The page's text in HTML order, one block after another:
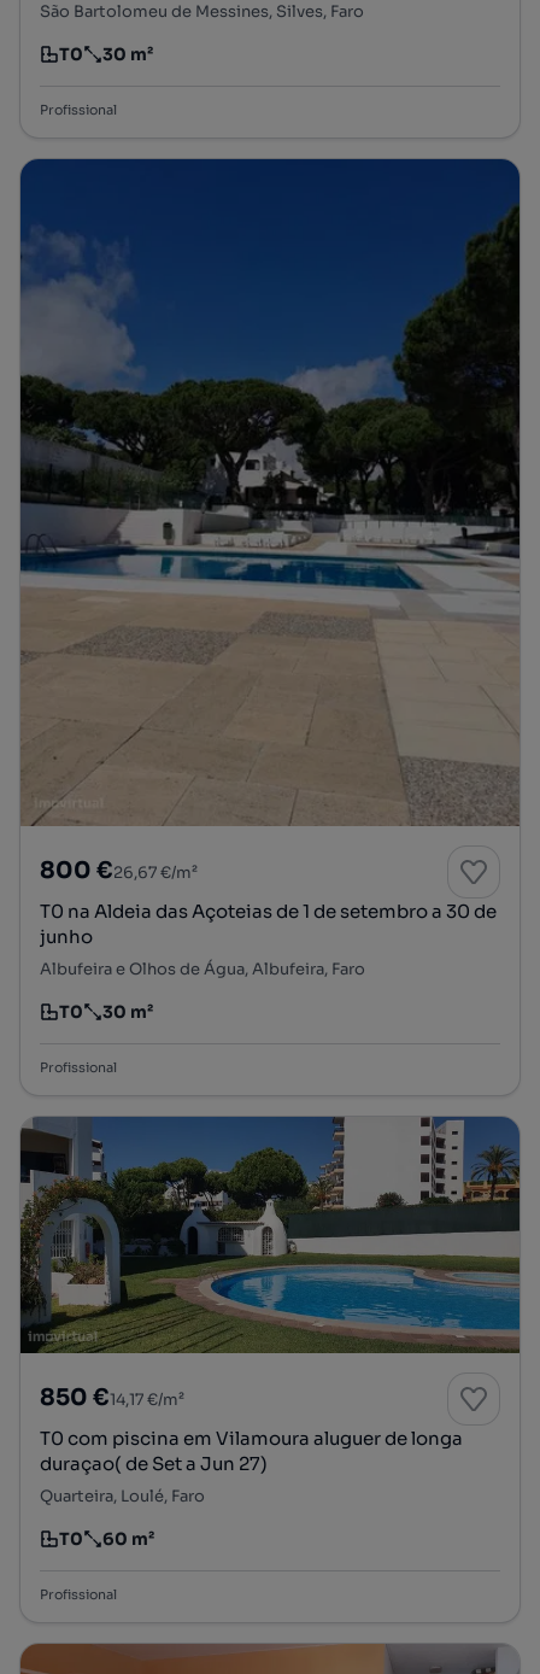
São Bartolomeu de Messines, Silves, Faro
Tipologia
T0
Preço por metro quadrado
30 m²
Profissional
800 €26,67 €/m²
T0 na Aldeia das Açoteias de 1 de setembro a 30 de
junho
Albufeira e Olhos de Água, Albufeira, Faro
Tipologia
T0
Preço por metro quadrado
30 m²
Profissional
850 €14,17 €/m²
T0 com piscina em Vilamoura aluguer de longa
duraçao( de Set a Jun 27)
Quarteira, Loulé, Faro
Tipologia
T0
Preço por metro quadrado
60 m²
Profissional